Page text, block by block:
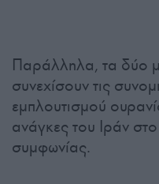
Παράλληλα, τα δύο
συνεχίσουν τις
εμπλουτισμού
ανάγκες του Ιράν στο
συμφωνίας.